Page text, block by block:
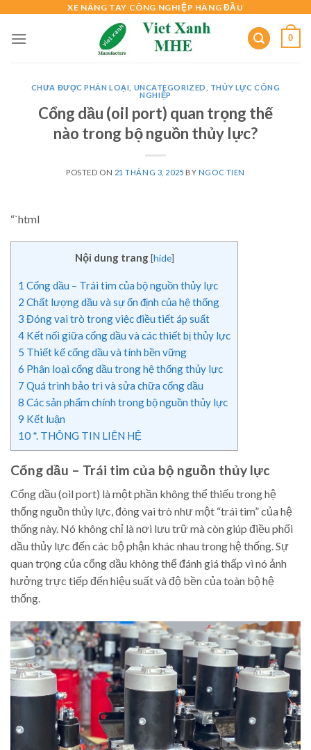
content
XE NÂNG TAY CÔNG NGHIỆP HÀNG ĐẦU
0
CHƯA ĐƯỢC PHÂN LOẠI UNCATEGORIZED
THỦY LỰC CÔNG
NGHIỆP
Cổng dầu (oil port) quan trọng thế
nào trong bộ nguồn thủy lực?
POSTED ON 21 THÁNG 3, 2025 BY NGOC TIEN
“`html
Nội dung trang [hide]
1 Cổng dầu – Trái tim của bộ nguồn thủy lực
2 Chất lượng dầu và sự ổn định của hệ thống
3 Đóng vai trò trong việc điều tiết áp suất
4 Kết nối giữa cổng dầu và các thiết bị thủy lực
5 Thiết kế cổng dầu và tính bền vững
6 Phân loại cổng dầu trong hệ thống thủy lực
7 Quá trình bảo trì và sửa chữa cổng dầu
8 Các sản phẩm chính trong bộ nguồn thủy lực
9 Kết luận
10 *. THÔNG TIN LIÊN HỆ
Cổng dầu – Trái tim của bộ nguồn thủy lực
Cổng dầu (oil port) là một phần không thể thiếu trong hệ
thống nguồn thủy lực, đóng vai trò như một “trái tim” của hệ
thống này. Nó không chỉ là nơi lưu trữ mà còn giúp điều phối
dầu thủy lực đến các bộ phận khác nhau trong hệ thống. Sự
quan trọng của cổng dầu không thể đánh giá thấp vì nó ảnh
hưởng trực tiếp đến hiệu suất và độ bền của toàn bộ hệ
thống.